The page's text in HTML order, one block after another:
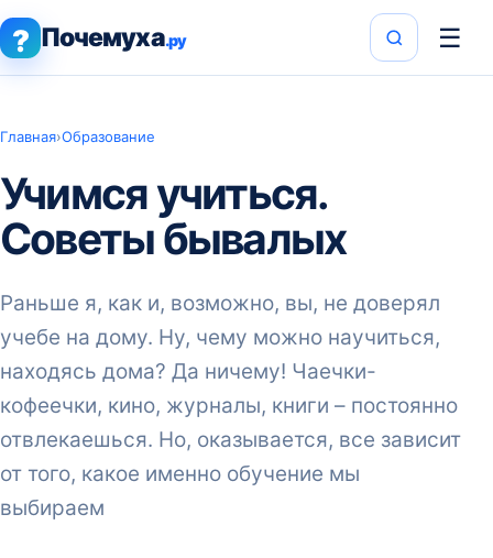
? Почемуха.ру ☰
Главная›Образование
Учимся учиться.
Советы бывалых
Раньше я, как и, возможно, вы, не доверял
учебе на дому. Ну, чему можно научиться,
находясь дома? Да ничему! Чаечки-
кофеечки, кино, журналы, книги – постоянно
отвлекаешься. Но, оказывается, все зависит
от того, какое именно обучение мы
выбираем